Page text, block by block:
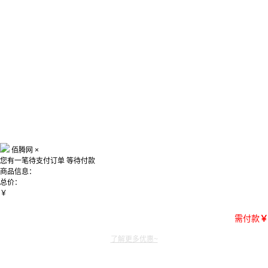
佰腾网 ×
您有一笔待支付订单 等待付款
商品信息：
总价：
￥
需付款￥
了解更多优惠~